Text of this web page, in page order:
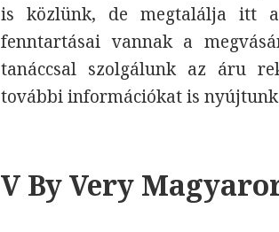
is közlünk, de megtalálja itt
fenntartásai vannak a
tanáccsal szolgálunk az áru
további információkat is
V By Very